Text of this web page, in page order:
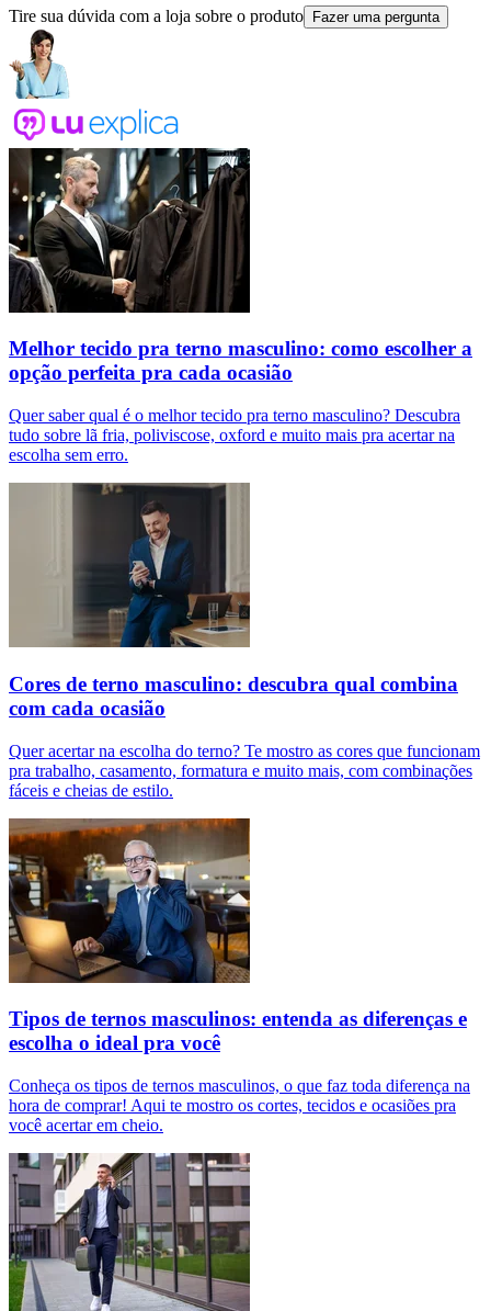
Tire sua dúvida com a loja sobre o produto Fazer uma pergunta
Melhor tecido pra terno masculino: como escolher a
opção perfeita pra cada ocasião
Quer saber qual é o melhor tecido pra terno masculino? Descubra
tudo sobre lã fria, poliviscose, oxford e muito mais pra acertar na
escolha sem erro.
Cores de terno masculino: descubra qual combina
com cada ocasião
Quer acertar na escolha do terno? Te mostro as cores que funcionam
pra trabalho, casamento, formatura e muito mais, com combinações
fáceis e cheias de estilo.
Tipos de ternos masculinos: entenda as diferenças e
escolha o ideal pra você
Conheça os tipos de ternos masculinos, o que faz toda diferença na
hora de comprar! Aqui te mostro os cortes, tecidos e ocasiões pra
você acertar em cheio.